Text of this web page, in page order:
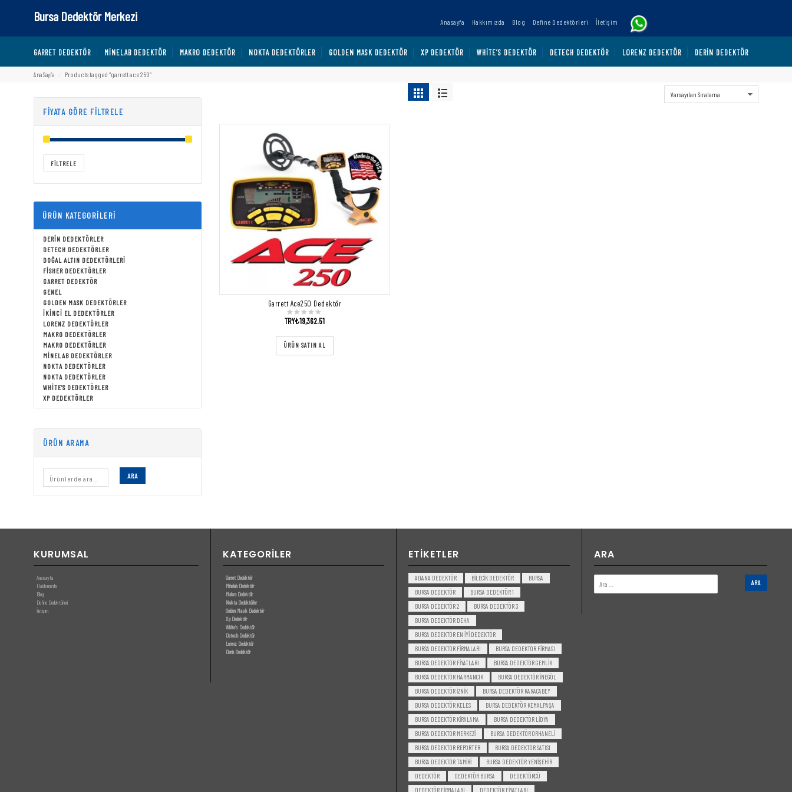
Bursa Dedektör Merkezi Anasayfa Hakkımızda Blog Define Dedektörleri İletişim
GARRET DEDEKTÖR MINELAB DEDEKTÖR MAKRO DEDEKTÖR NOKTA DEDEKTÖRLER GOLDEN MASK DEDEKTÖR XP DEDEKTÖR WHITE’S DEDEKTÖR DETECH DEDEKTÖR LORENZ DEDEKTÖR DERIN DEDEKTÖR
Ana Sayfa ⁄ Products tagged “garrett ace 250”
FIYATA GÖRE FILTRELE
FILTRELE
ÜRÜN KATEGORILERI
DERIN DEDEKTÖRLER
DETECH DEDEKTÖRLER
DOĞAL ALTIN DEDEKTÖRLERI
FISHER DEDEKTÖRLER
GARRET DEDEKTÖR
GENEL
GOLDEN MASK DEDEKTÖRLER
İKINCI EL DEDEKTÖRLER
LORENZ DEDEKTÖRLER
MAKRO DEDEKTÖRLER
MAKRO DEDEKTÖRLER
MINELAB DEDEKTÖRLER
NOKTA DEDEKTÖRLER
NOKTA DEDEKTÖRLER
WHITE'S DEDEKTÖRLER
XP DEDEKTÖRLER
ÜRÜN ARAMA
ARA
Garrett Ace250 Dedektör
TRY₺19,362.51
ÜRÜN SATIN AL
KURUMSAL
Anasayfa
Hakkımızda
Blog
Define Dedektörleri
İletişim
KATEGORILER
Garret Dedektör
Minelab Dedektör
Makro Dedektör
Nokta Dedektörler
Golden Mask Dedektör
Xp Dedektör
White’s Dedektör
Detech Dedektör
Lorenz Dedektör
Derin Dedektör
ETIKETLER
ADANA DEDEKTÖR BILECIK DEDEKTÖR
BURSA
BURSA DEDEKTÖR
BURSA DEDEKTÖR 1
BURSA DEDEKTÖR 2
BURSA DEDEKTÖR 3
BURSA DEDEKTÖR DEHA
BURSA DEDEKTÖR EN IYI DEDEKTÖR
BURSA DEDEKTÖR FIRMALARI
BURSA DEDEKTÖR FIRMASI
BURSA DEDEKTÖR FIYATLARI
BURSA DEDEKTÖR GEMLIK
BURSA DEDEKTÖR HARMANCIK
BURSA DEDEKTÖR INEGÖL
BURSA DEDEKTÖR IZNIK
BURSA DEDEKTÖR KARACABEY
BURSA DEDEKTÖR KELES
BURSA DEDEKTÖR KEMALPAŞA
BURSA DEDEKTÖR KIRALAMA
BURSA DEDEKTÖR LIDYA
BURSA DEDEKTÖR MERKEZI
BURSA DEDEKTÖR ORHANELI
BURSA DEDEKTÖR REPORTER
BURSA DEDEKTÖR SATISI
BURSA DEDEKTÖR TAMIRI
BURSA DEDEKTÖR YENIŞEHIR
DEDEKTÖR
DEDEKTÖR BURSA
DEDEKTÖRCÜ
DEDEKTÖR FIRMALARI
DEDEKTÖR FIYATLARI
ARA